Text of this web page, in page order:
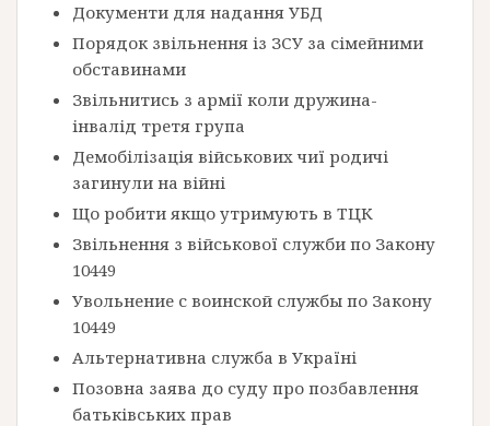
Документи для надання УБД
Порядок звільнення із ЗСУ за сімейними
обставинами
Звільнитись з армії коли дружина-
інвалід третя група
Демобілізація військових чиї родичі
загинули на війні
Що робити якщо утримують в ТЦК
Звільнення з військової служби по Закону
10449
Увольнение с воинской службы по Закону
10449
Альтернативна служба в Україні
Позовна заява до суду про позбавлення
батьківських прав